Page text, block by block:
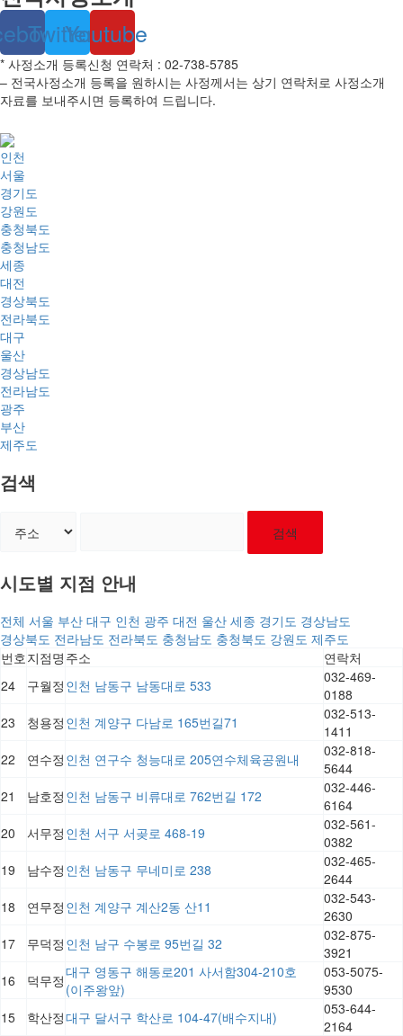
TwitterYoutube
* 사정소개 등록신청 연락처 : 02-738-5785
– 전국사정소개 등록을 원하시는 사정께서는 상기 연락처로 사정소개
자료를 보내주시면 등록하여 드립니다.
인천
서울
경기도
강원도
충청북도
충청남도
세종
대전
경상북도
전라북도
대구
울산
경상남도
전라남도
광주
부산
제주도
검색
검색
시도별 지점 안내
전체 서울 부산 대구 인천 광주 대전 울산 세종 경기도 경상남도
경상북도 전라남도 전라북도 충청남도 충청북도 강원도 제주도
번호지점명 주소
연락처
24
구월정 인천 남동구 남동대로 533
032-469-
0188
23
청용정 인천 계양구 다남로 165번길71
032-513-
1411
22
연수정 인천 연구수 청능대로 205연수체육공원내
032-818-
5644
21
남호정 인천 남동구 비류대로 762번길 172
032-446-
6164
20
서무정 인천 서구 서곶로 468-19
032-561-
0382
19
남수정 인천 남동구 무네미로 238
032-465-
2644
18
연무정 인천 계양구 계산2동 산11
032-543-
2630
17
무덕정 인천 남구 수봉로 95번길 32
032-875-
3921
16
덕무정대구 영동구 해동로201 사서함304-210호
(이주왕앞)
053-5075-
9530
15
학산정대구 달서구 학산로 104-47(배수지내)
053-644-
2164